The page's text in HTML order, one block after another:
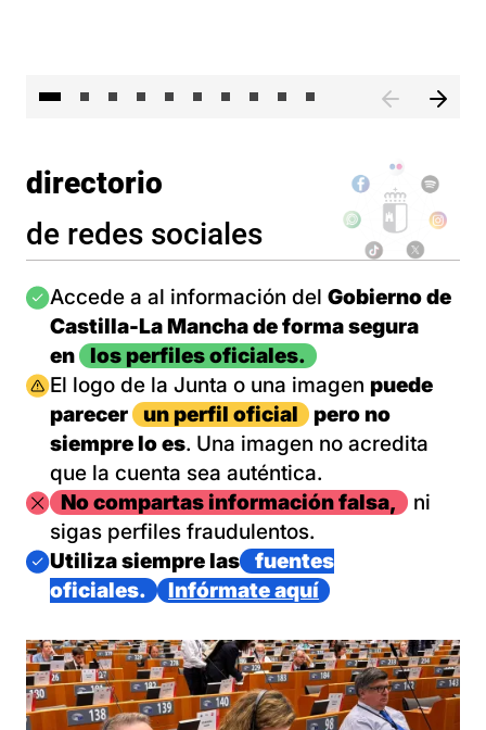
directorio
de redes sociales
Imagen
Accede a al información del Gobierno de
Castilla-La Mancha de forma segura
en
los perfiles oficiales.
Imagen
El logo de la Junta o una imagen puede
parecer
un perfil oficial
pero no
siempre lo es. Una imagen no acredita
que la cuenta sea auténtica.
ImagenNo compartas información falsa,
ni
sigas perfiles fraudulentos.
Imagen
Utiliza siempre las
fuentes
oficiales.
Infórmate aquí